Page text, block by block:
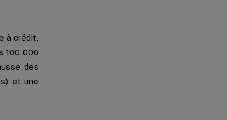
à crédit.
100 000
des
et une